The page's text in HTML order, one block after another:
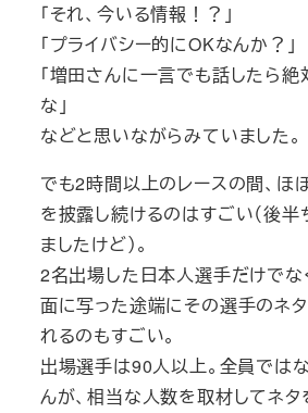
「それ、今いる情報！？」
「プライバシー的にOKなんか？」
「増田さんに一言でも話したら
な」
などと思いながらみていました。
でも2時間以上のレースの間、ほ
を披露し続けるのはすごい（後半
ましたけど）。
2名出場した日本人選手だけでな
面に写った途端にその選手のネ
れるのもすごい。
出場選手は90人以上。全員では
んが、相当な人数を取材してネ